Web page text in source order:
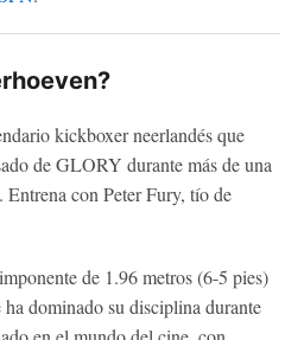
kickboxer neerlandés que
de GLORY durante más de una
con Peter Fury, tío de
de 1.96 metros (6-5 pies)
dominado su disciplina durante